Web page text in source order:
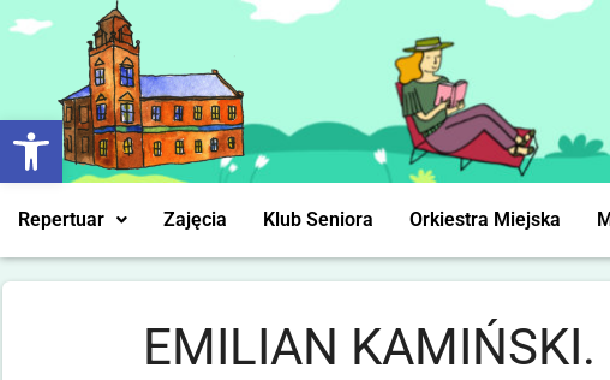
Otwórz pasek narzędzi
Repertuar Zajęcia Klub Seniora Orkiestra Miejska
EMILIAN KAMIŃSKI.